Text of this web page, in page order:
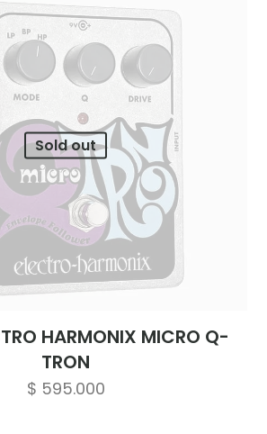
Sold out
HARMONIX MICRO Q-
TRON
$ 595.000